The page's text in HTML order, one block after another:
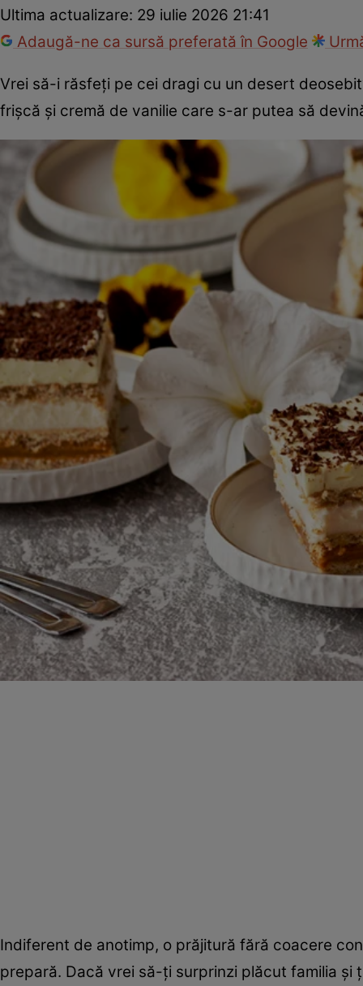
Ultima actualizare: 29 iulie 2026 21:41
Adaugă-ne ca sursă preferată în Google
Vrei să-i răsfeţi pe cei dragi cu un desert
frişcă şi cremă de vanilie care s-ar putea să
Indiferent de anotimp, o prăjitură fără coacere
prepară. Dacă vrei să-ţi surprinzi plăcut familia